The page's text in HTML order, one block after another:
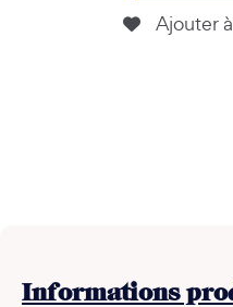
Ajouter
Informations